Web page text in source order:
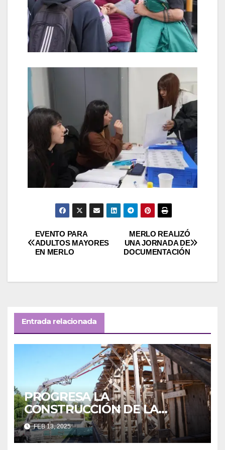
Navegación
de
entradas
MERLO REALIZÓ
UNA JORNADA DE
DOCUMENTACIÓN
EVENTO PARA
ADULTOS MAYORES
EN MERLO
Entrada relacionada
PROGRESA LA
CONSTRUCCIÓN DE LA
NUEVA SECUNDARIA EN
PONTEVEDRA
FEB 13, 2025